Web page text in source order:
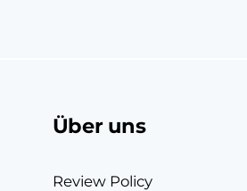
Über uns
Review Policy